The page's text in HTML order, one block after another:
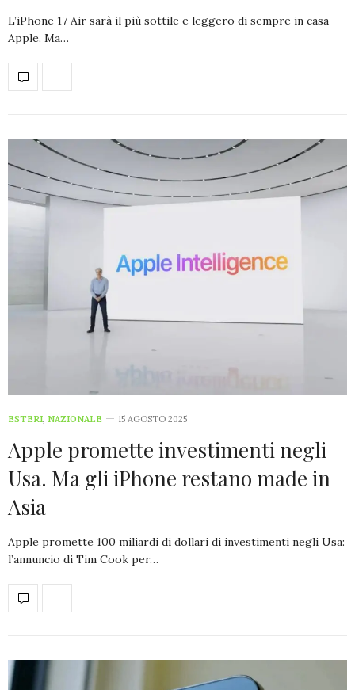
L’iPhone 17 Air sarà il più sottile e leggero di sempre in casa
Apple. Ma…
ESTERI, NAZIONALE 15 AGOSTO 2025
Apple promette investimenti negli
Usa. Ma gli iPhone restano made in
Asia
Apple promette 100 miliardi di dollari di investimenti negli Usa:
l’annuncio di Tim Cook per…